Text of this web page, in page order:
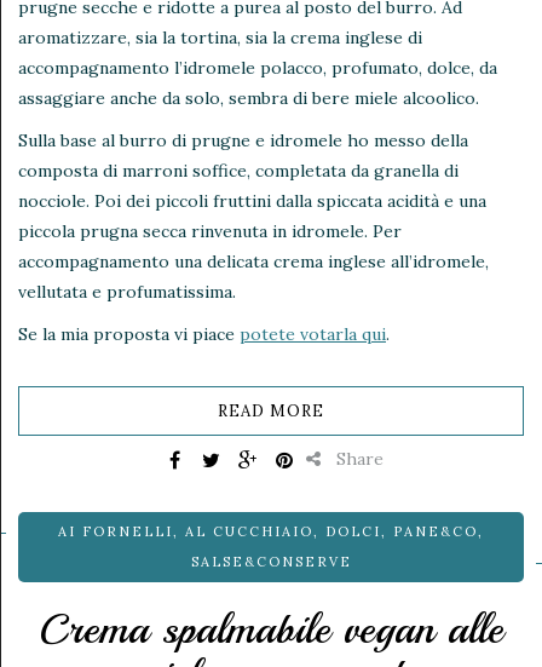
prugne secche e ridotte a purea al posto del burro. Ad
aromatizzare, sia la tortina, sia la crema inglese di
accompagnamento l’idromele polacco, profumato, dolce, da
assaggiare anche da solo, sembra di bere miele alcoolico.
Sulla base al burro di prugne e idromele ho messo della
composta di marroni soffice, completata da granella di
nocciole. Poi dei piccoli fruttini dalla spiccata acidità e una
piccola prugna secca rinvenuta in idromele. Per
accompagnamento una delicata crema inglese all’idromele,
vellutata e profumatissima.
Se la mia proposta vi piace potete votarla qui.
READ MORE
Share
AI FORNELLI , AL CUCCHIAIO , DOLCI , PANE&CO ,
SALSE&CONSERVE
Crema spalmabile vegan alle